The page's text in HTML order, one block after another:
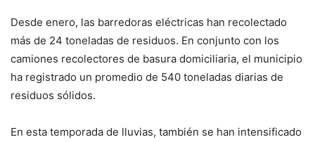
Desde enero, las barredoras eléctricas han recolectado
más de 24 toneladas de residuos. En conjunto con los
camiones recolectores de basura domiciliaria, el municipio
ha registrado un promedio de 540 toneladas diarias de
residuos sólidos.
En esta temporada de lluvias, también se han intensificado